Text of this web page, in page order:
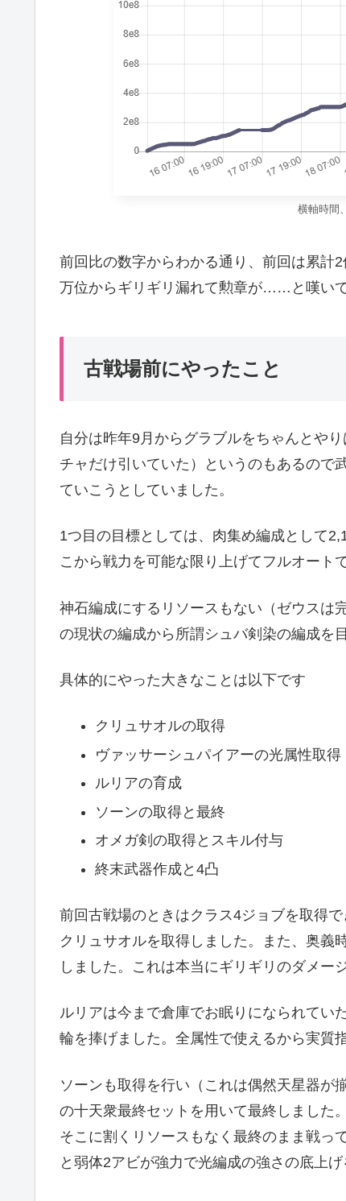
横軸時間
前回比の数字からわかる通り、前回は累計
万位からギリギリ漏れて勲章が……と嘆い
古戦場前にやったこと
自分は昨年9月からグラブルをちゃんとや
チャだけ引いていた）というのもあるので
ていこうとしていました。
1つ目の目標としては、肉集め編成として
こから戦力を可能な限り上げてフルオート
神石編成にするリソースもない（ゼウスは
の現状の編成から所謂シュバ剣染の編成を
具体的にやった大きなことは以下です
クリュサオルの取得
ヴァッサーシュパイアーの光属性取得
ルリアの育成
ソーンの取得と最終
オメガ剣の取得とスキル付与
終末武器作成と4凸
前回古戦場のときはクラス4ジョブを取得
クリュサオルを取得しました。また、奥義
しました。これは本当にギリギリのダメー
ルリアは今まで倉庫でお眠りになられてい
輪を捧げました。全属性で使えるから実質
ソーンも取得を行い（これは偶然天星器が
の十天衆最終セットを用いて最終しました
そこに割くリソースもなく最終のまま戦っ
と弱体2アビが強力で光編成の強さの底上